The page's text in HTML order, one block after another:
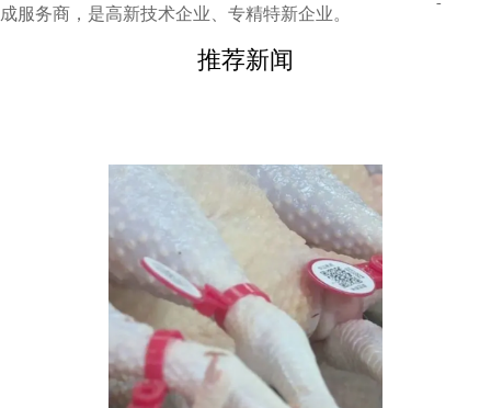
成服务商，是高新技术企业、专精特新企业。
推荐新闻